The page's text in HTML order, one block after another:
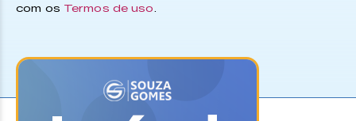
com os Termos de uso.